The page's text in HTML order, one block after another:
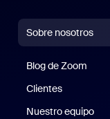
Sobre nosotros
Blog de Zoom
Clientes
Nuestro equipo